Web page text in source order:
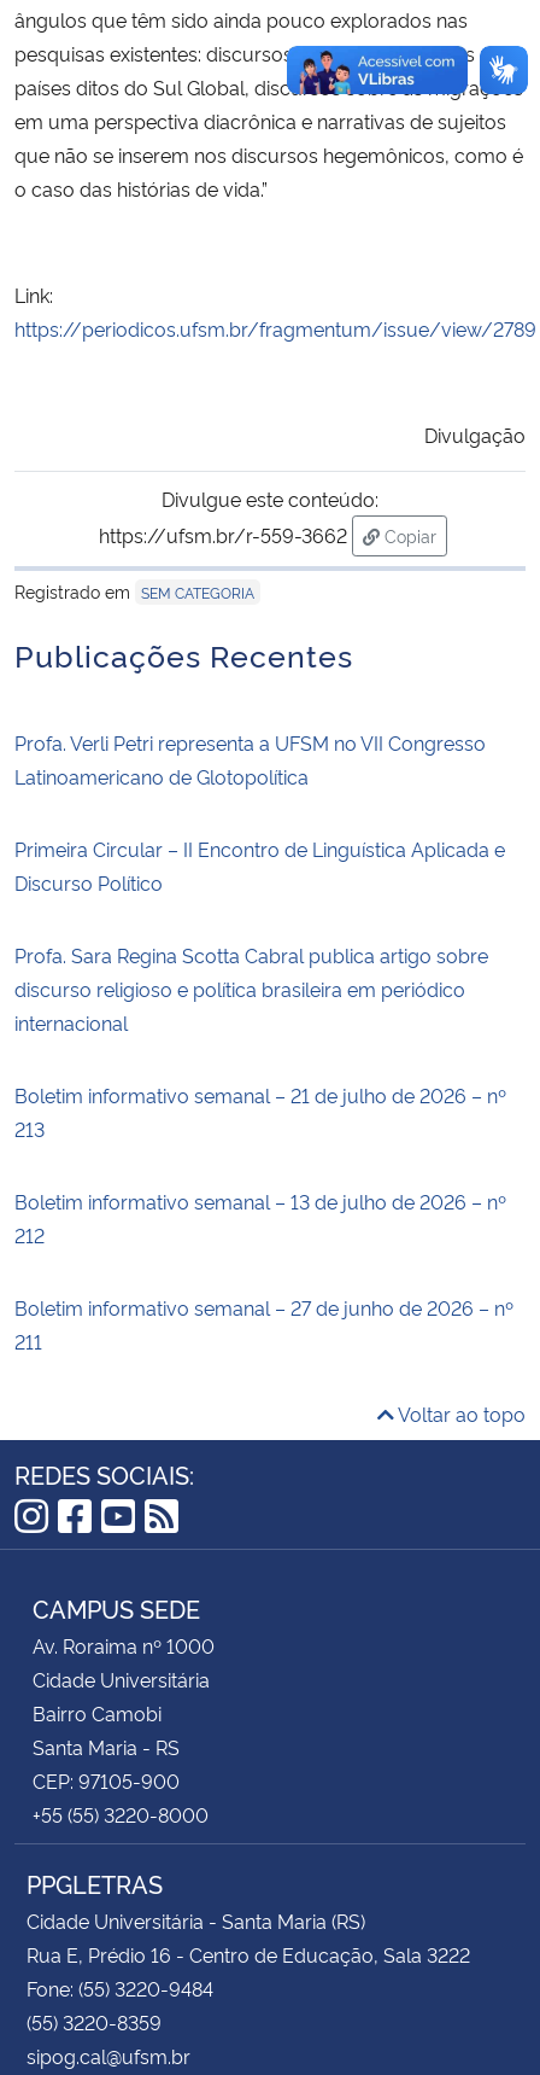
ângulos que têm sido ainda pouco explorados nas
pesquisas existentes: discursos sobre as migrações nos
países ditos do Sul Global, discursos sobre as migrações
em uma perspectiva diacrônica e narrativas de sujeitos
que não se inserem nos discursos hegemônicos, como é
o caso das histórias de vida.”
Link:
https://periodicos.ufsm.br/fragmentum/issue/view/2789
Divulgação
Divulgue este conteúdo:
https://ufsm.br/r-559-3662
Copiar
para área de
Registrado em SEM CATEGORIA
Publicações Recentes
Profa. Verli Petri representa a UFSM no VII Congresso
Latinoamericano de Glotopolítica
Primeira Circular – II Encontro de Linguística Aplicada e
Discurso Político
Profa. Sara Regina Scotta Cabral publica artigo sobre
discurso religioso e política brasileira em periódico
internacional
Boletim informativo semanal – 21 de julho de 2026 – nº
213
Boletim informativo semanal – 13 de julho de 2026 – nº
212
Boletim informativo semanal – 27 de junho de 2026 – nº
211
Voltar ao topo
REDES SOCIAIS:
Instagram
Facebook
YouTube
RSS
CAMPUS SEDE
Av. Roraima nº 1000
Cidade Universitária
Bairro Camobi
Santa Maria - RS
CEP: 97105-900
+55 (55) 3220-8000
PPGLETRAS
Cidade Universitária - Santa Maria (RS)
Rua E, Prédio 16 - Centro de Educação, Sala 3222
Fone: (55) 3220-9484
(55) 3220-8359
sipog.cal@ufsm.br